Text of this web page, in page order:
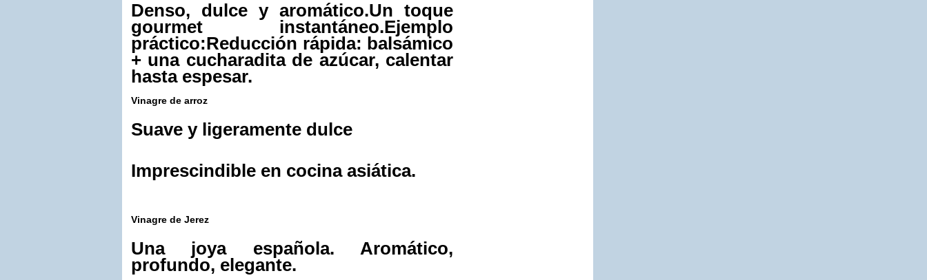
Denso, dulce y aromático.Un toque
gourmet instantáneo.Ejemplo
práctico:Reducción rápida: balsámico
+ una cucharadita de azúcar, calentar
hasta espesar.
Vinagre de arroz
Suave y ligeramente dulce
Imprescindible en cocina asiática.
Vinagre de Jerez
Una joya española. Aromático,
profundo, elegante.